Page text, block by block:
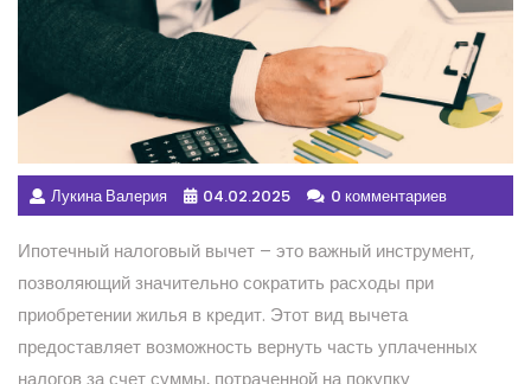
Лукина Валерия 04.02.2025 0 комментариев
Ипотечный налоговый вычет – это важный инструмент,
позволяющий значительно сократить расходы при
приобретении жилья в кредит. Этот вид вычета
предоставляет возможность вернуть часть уплаченных
налогов за счет суммы, потраченной на покупку